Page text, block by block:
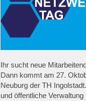
Ihr sucht neue
Dann kommt am 27.
Neuburg der TH
und öffentliche